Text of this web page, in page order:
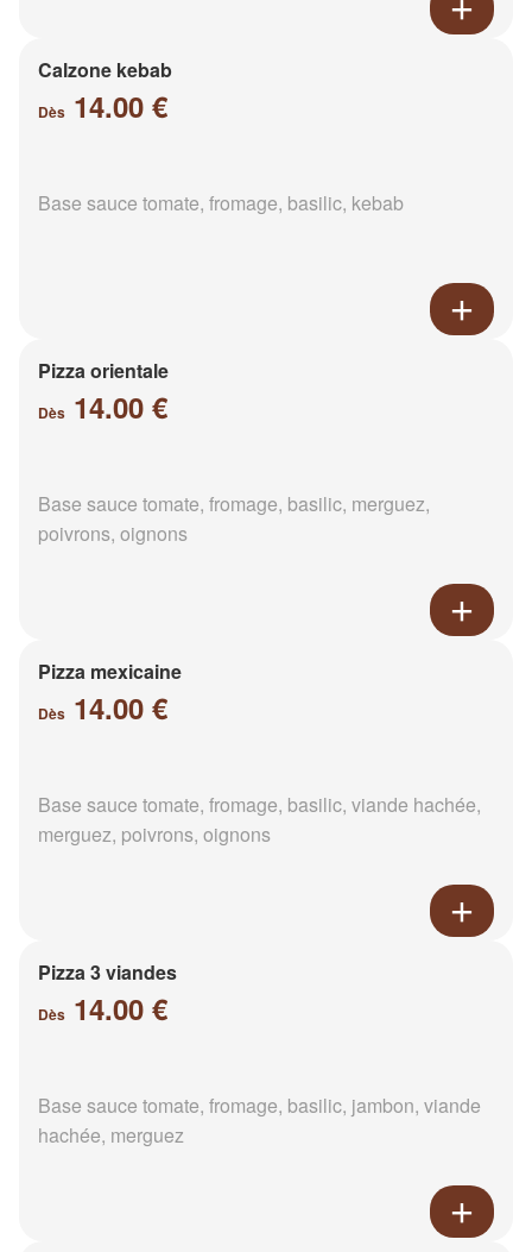
Calzone kebab
Dès 14.00 €
Base sauce tomate, fromage, basilic, kebab
Pizza orientale
Dès 14.00 €
Base sauce tomate, fromage, basilic, merguez,
poivrons, oignons
Pizza mexicaine
Dès 14.00 €
Base sauce tomate, fromage, basilic, viande hachée,
merguez, poivrons, oignons
Pizza 3 viandes
Dès 14.00 €
Base sauce tomate, fromage, basilic, jambon, viande
hachée, merguez